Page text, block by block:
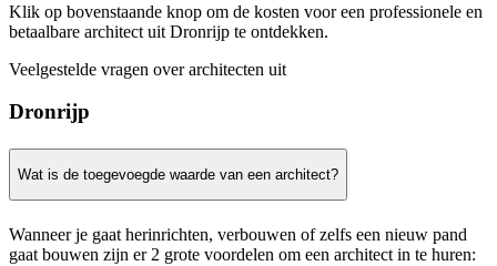
Klik op bovenstaande knop om de kosten voor een professionele en
betaalbare architect uit Dronrijp te ontdekken.
Veelgestelde vragen over architecten uit
Dronrijp
Wat is de toegevoegde waarde van een architect?
Wanneer je gaat herinrichten, verbouwen of zelfs een nieuw pand
gaat bouwen zijn er 2 grote voordelen om een architect in te huren: